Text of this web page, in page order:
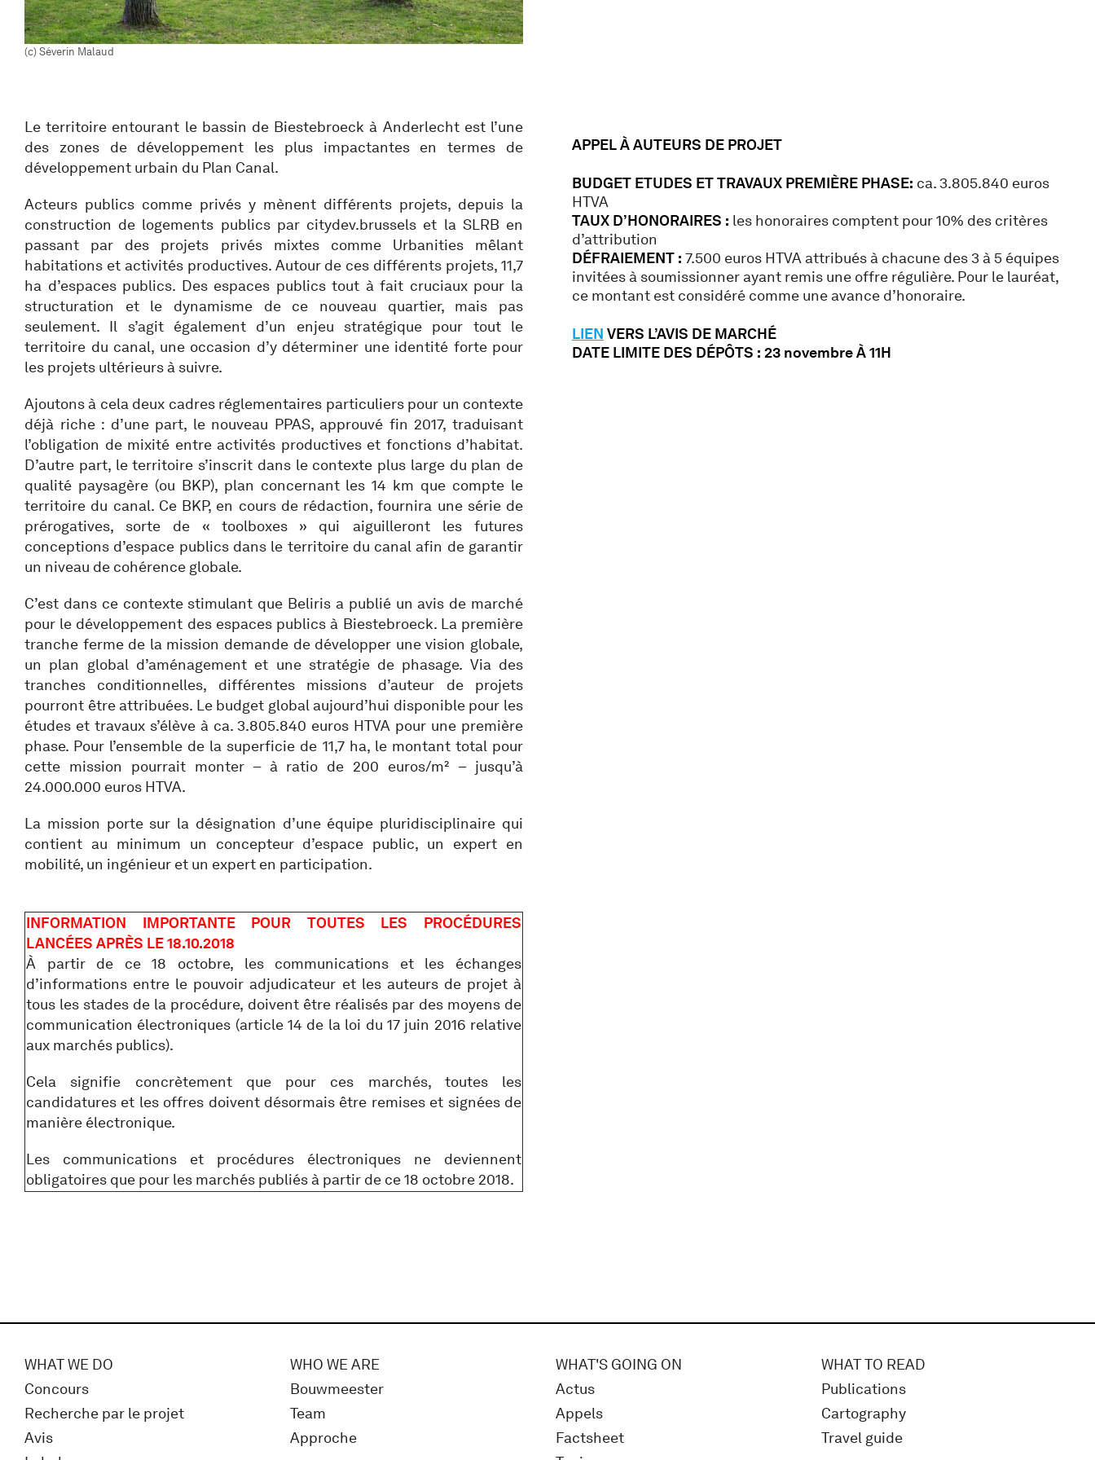
(c) Séverin Malaud
Le territoire entourant le bassin de Biestebroeck à Anderlecht est l’une
des zones de développement les plus impactantes en termes de
développement urbain du Plan Canal.
Acteurs publics comme privés y mènent différents projets, depuis la
construction de logements publics par citydev.brussels et la SLRB en
passant par des projets privés mixtes comme Urbanities mêlant
habitations et activités productives. Autour de ces différents projets, 11,7
ha d’espaces publics. Des espaces publics tout à fait cruciaux pour la
structuration et le dynamisme de ce nouveau quartier, mais pas
seulement. Il s’agit également d’un enjeu stratégique pour tout le
territoire du canal, une occasion d’y déterminer une identité forte pour
les projets ultérieurs à suivre.
Ajoutons à cela deux cadres réglementaires particuliers pour un contexte
déjà riche : d’une part, le nouveau PPAS, approuvé fin 2017, traduisant
l’obligation de mixité entre activités productives et fonctions d’habitat.
D’autre part, le territoire s’inscrit dans le contexte plus large du plan de
qualité paysagère (ou BKP), plan concernant les 14 km que compte le
territoire du canal. Ce BKP, en cours de rédaction, fournira une série de
prérogatives, sorte de « toolboxes » qui aiguilleront les futures
conceptions d’espace publics dans le territoire du canal afin de garantir
un niveau de cohérence globale.
C’est dans ce contexte stimulant que Beliris a publié un avis de marché
pour le développement des espaces publics à Biestebroeck. La première
tranche ferme de la mission demande de développer une vision globale,
un plan global d’aménagement et une stratégie de phasage. Via des
tranches conditionnelles, différentes missions d’auteur de projets
pourront être attribuées. Le budget global aujourd’hui disponible pour les
études et travaux s’élève à ca. 3.805.840 euros HTVA pour une première
phase. Pour l’ensemble de la superficie de 11,7 ha, le montant total pour
cette mission pourrait monter – à ratio de 200 euros/m² – jusqu’à
24.000.000 euros HTVA.
La mission porte sur la désignation d’une équipe pluridisciplinaire qui
contient au minimum un concepteur d’espace public, un expert en
mobilité, un ingénieur et un expert en participation.
INFORMATION IMPORTANTE POUR TOUTES LES PROCÉDURES
LANCÉES APRÈS LE 18.10.2018
À partir de ce 18 octobre, les communications et les échanges
d’informations entre le pouvoir adjudicateur et les auteurs de projet à
tous les stades de la procédure, doivent être réalisés par des moyens de
communication électroniques (article 14 de la loi du 17 juin 2016 relative
aux marchés publics).
Cela signifie concrètement que pour ces marchés, toutes les
candidatures et les offres doivent désormais être remises et signées de
manière électronique.
Les communications et procédures électroniques ne deviennent
obligatoires que pour les marchés publiés à partir de ce 18 octobre 2018.
APPEL À AUTEURS DE PROJET
BUDGET ETUDES ET TRAVAUX PREMIÈRE PHASE: ca. 3.805.840 euros
HTVA
TAUX D’HONORAIRES : les honoraires comptent pour 10% des critères
d’attribution
DÉFRAIEMENT : 7.500 euros HTVA attribués à chacune des 3 à 5 équipes
invitées à soumissionner ayant remis une offre régulière. Pour le lauréat,
ce montant est considéré comme une avance d’honoraire.
LIEN VERS L’AVIS DE MARCHÉ
DATE LIMITE DES DÉPÔTS : 23 novembre À 11H
WHAT WE DO
Concours
Recherche par le projet
Avis
WHO WE ARE
Bouwmeester
Team
Approche
WHAT'S GOING ON
Actus
Appels
Factsheet
WHAT TO READ
Publications
Cartography
Travel guide